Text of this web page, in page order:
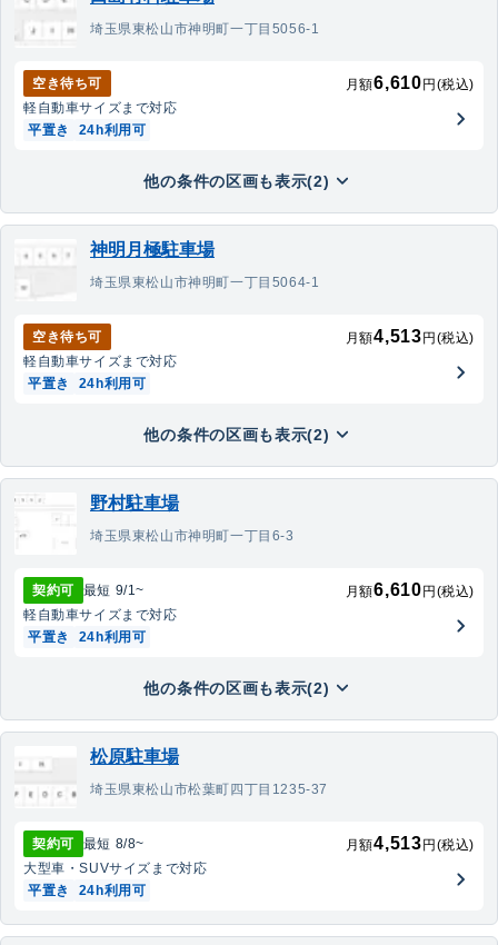
埼玉県東松山市神明町一丁目5056-1
空き待ち可 月額6,610 円(税込)
軽自動車サイズまで対応
平置き
24h利用可
他の条件の区画も表示(2)
神明月極駐車場
埼玉県東松山市神明町一丁目5064-1
空き待ち可 月額4,513 円(税込)
軽自動車サイズまで対応
平置き
24h利用可
他の条件の区画も表示(2)
野村駐車場
埼玉県東松山市神明町一丁目6-3
契約可 最短 9/1~ 月額6,610 円(税込)
軽自動車サイズまで対応
平置き
24h利用可
他の条件の区画も表示(2)
松原駐車場
埼玉県東松山市松葉町四丁目1235-37
契約可 最短 8/8~ 月額4,513 円(税込)
大型車・SUVサイズまで対応
平置き
24h利用可